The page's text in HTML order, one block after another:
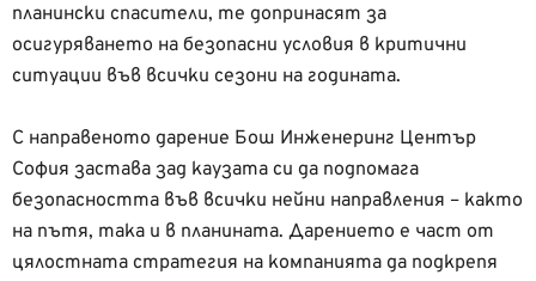
планински спасители, те допринасят за
осигуряването на безопасни условия в критични
ситуации във всички сезони на годината.
С направеното дарение Бош Инженеринг Център
София застава зад каузата си да подпомага
безопасността във всички нейни направления – както
на пътя, така и в планината. Дарението е част от
цялостната стратегия на компанията да подкрепя